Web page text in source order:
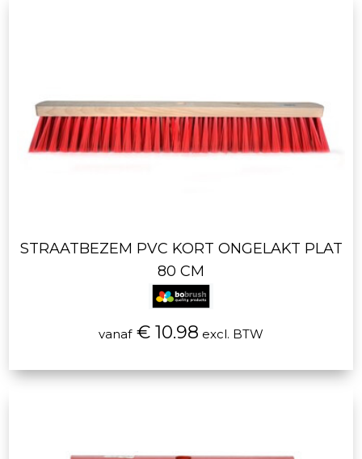
STRAATBEZEM PVC KORT ONGELAKT PLAT
80 CM
vanaf€ 10.98 excl. BTW